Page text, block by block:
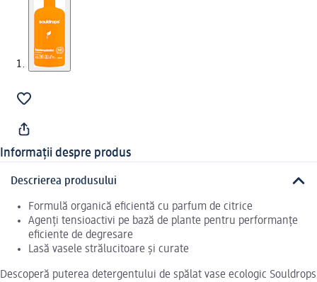
Informații despre produs
Descrierea produsului
Formulă organică eficientă cu parfum de citrice
Agenți tensioactivi pe bază de plante pentru performanțe
eficiente de degresare
Lasă vasele strălucitoare și curate
Descoperă puterea detergentului de spălat vase ecologic Souldrops